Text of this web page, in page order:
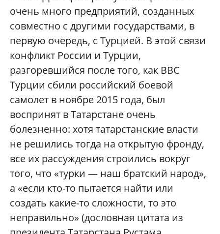
очень много предприятий, созданных
совместно с другими государствами, в
первую очередь, с Турцией. В этой связи
конфликт России и Турции,
разгоревшийся после того, как ВВС
Турции сбили российский боевой
самолет в ноябре 2015 года, был
воспринят в Татарстане очень
болезненно: хотя татарстанские власти
не решились тогда на открытую фронду,
все их рассуждения строились вокруг
того, что «турки — наш братский народ»,
а «если кто-то пытается найти или
создать какие-то сложности, то это
неправильно» (дословная цитата из